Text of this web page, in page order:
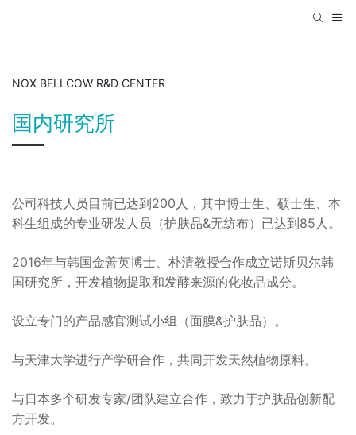
NOX BELLCOW R&D CENTER
国内研究所
公司科技人员目前已达到200人，其中博士生、硕士生、本
科生组成的专业研发人员（护肤品&无纺布）已达到85人。
2016年与韩国金善英博士、朴清教授合作成立诺斯贝尔韩
国研究所，开发植物提取和发酵来源的化妆品成分。
设立专门的产品感官测试小组（面膜&护肤品）。
与天津大学进行产学研合作，共同开发天然植物原料。
与日本多个研发专家/团队建立合作，致力于护肤品创新配
方开发。